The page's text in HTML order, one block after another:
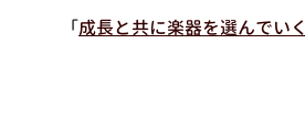
「成長と共に楽器を選んでいく